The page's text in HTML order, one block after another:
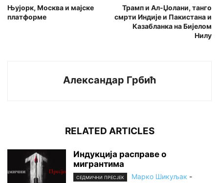
Њујорк, Москва и мајске
платформе
Трамп и Ал-Џолани, танго
смрти Индије и Пакистана и
Казабланка на Бијелом
Нилу
Александар Грбић
RELATED ARTICLES
Индукција расправе о
мигрантима
СЕДМИЧНИ ПРЕСЈЕК Марко Шикуљак -